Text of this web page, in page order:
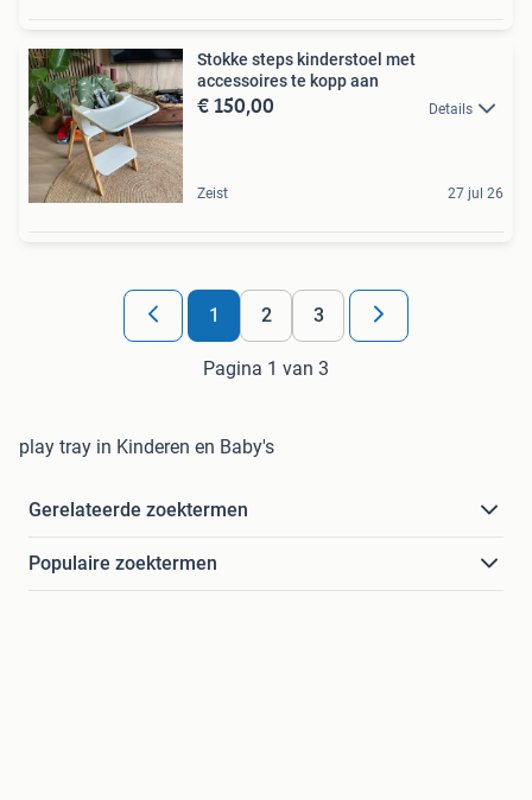
Stokke steps kinderstoel met
accessoires te kopp aan
€ 150,00 Details
Zeist 27 jul 26
1 2 3
Pagina 1 van 3
play tray in Kinderen en Baby's
Gerelateerde zoektermen
Populaire zoektermen